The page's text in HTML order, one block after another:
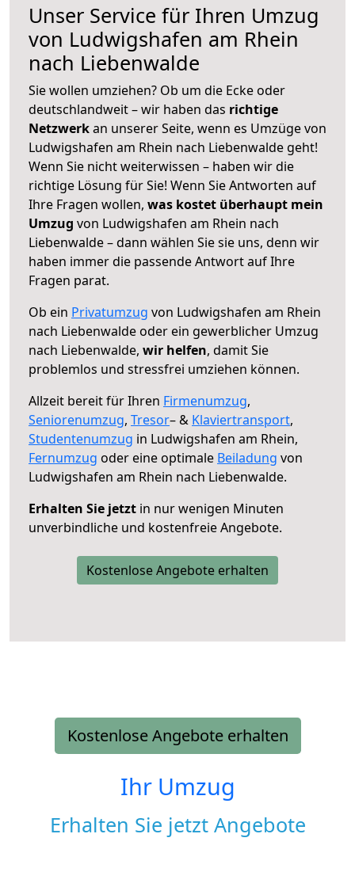
Unser Service für Ihren Umzug
von Ludwigshafen am Rhein
nach Liebenwalde
Sie wollen umziehen? Ob um die Ecke oder
deutschlandweit – wir haben das richtige
Netzwerkan unserer Seite, wenn es Umzüge von
Ludwigshafen am Rhein nach Liebenwalde geht!
Wenn Sie nicht weiterwissen – haben wir die
richtige Lösung für Sie! Wenn Sie Antworten auf
Ihre Fragen wollen, was kostet überhaupt mein
Umzug von Ludwigshafen am Rhein nach
Liebenwalde – dann wählen Sie sie uns, denn wir
haben immer die passende Antwort auf Ihre
Fragen parat.
Ob ein Privatumzug von Ludwigshafen am Rhein
nach Liebenwalde oder ein gewerblicher Umzug
nach Liebenwalde, wir helfen, damit Sie
problemlos und stressfrei umziehen können.
Allzeit bereit für Ihren Firmenumzug,
Seniorenumzug, Tresor– & Klaviertransport,
Studentenumzug in Ludwigshafen am Rhein,
Fernumzug oder eine optimale Beiladung von
Ludwigshafen am Rhein nach Liebenwalde.
Erhalten Sie jetzt in nur wenigen Minuten
unverbindliche und kostenfreie Angebote.
Kostenlose Angebote erhalten
Kostenlose Angebote erhalten
Ihr Umzug
Erhalten Sie jetzt Angebote